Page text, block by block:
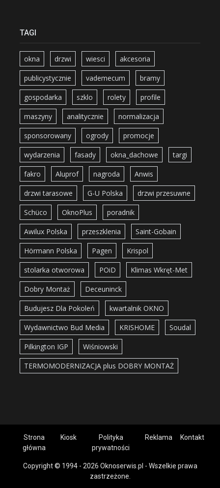
TAGI
okna drzwi wiesci akcesoria
publicystycznie vademecum bramy
gospodarka szklo rolety profile
maszyny analitycznie normalizacja
sponsorowany ogrody promocje
wydarzenia fasady okna_dachowe targi
fakro Aluprof nagroda Anwis
drzwi tarasowe G-U Polska drzwi przesuwne
Schüco OknoPlus poradnik
Awilux Polska przeszklenia Saint-Gobain
Hörmann Polska Pagen Krispol
stolarka otworowa POiD Klimas Wkręt-Met
Dobry Montaż Deceuninck
Budujesz Dla Pokoleń kwartalnik OKNO
Wydawnictwo Bud Media KRISHOME Soudal
Pilkington IGP Wiśniowski
TERMOMODERNIZACJA plus DOBRY MONTAŻ
Strona
główna
Kiosk
Polityka
prywatności
Reklama Kontakt
Copyright © 1994 - 2026 Oknoserwis.pl - Wszelkie prawa
zastrzeżone.